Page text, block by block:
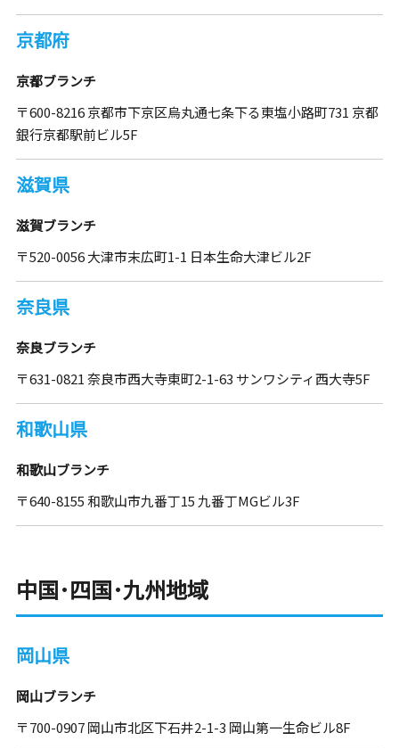
京都府
京都ブランチ
〒600-8216 京都市下京区烏丸通七条下る東塩小路町731 京都
銀行京都駅前ビル5F
滋賀県
滋賀ブランチ
〒520-0056 大津市末広町1-1 日本生命大津ビル2F
奈良県
奈良ブランチ
〒631-0821 奈良市西大寺東町2-1-63 サンワシティ西大寺5F
和歌山県
和歌山ブランチ
〒640-8155 和歌山市九番丁15 九番丁MGビル3F
中国･四国･九州地域
岡山県
岡山ブランチ
〒700-0907 岡山市北区下石井2-1-3 岡山第一生命ビル8F